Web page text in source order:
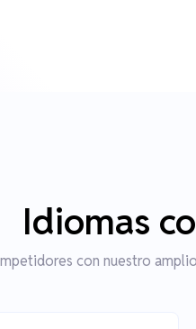
Idiomas
con nuestro